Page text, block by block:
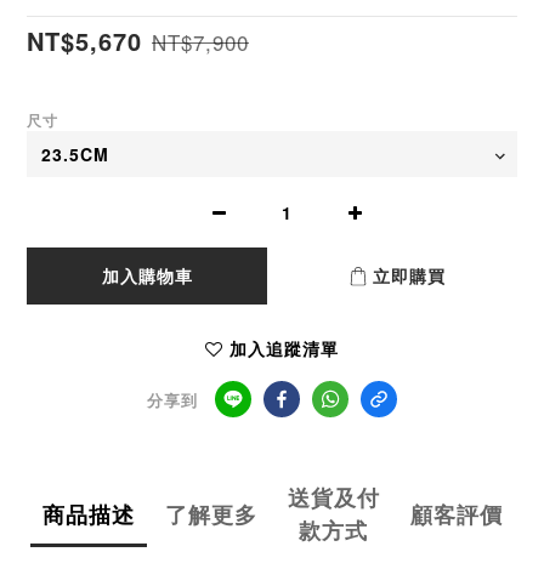
NT$5,670 NT$7,900
尺寸
加入購物車 立即購買
加入追蹤清單
分享到
商品描述 了解更多
送貨及付
款方式
顧客評價